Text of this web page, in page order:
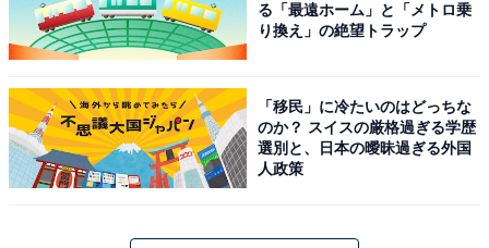
【2025年調査】
る「最遠ホーム」と「メトロ乗
り換え」の絶望トラップ
「移民」に冷たいのはどっちな
のか？ スイスの厳格過ぎる学歴
選別と、日本の曖昧過ぎる外国
人政策